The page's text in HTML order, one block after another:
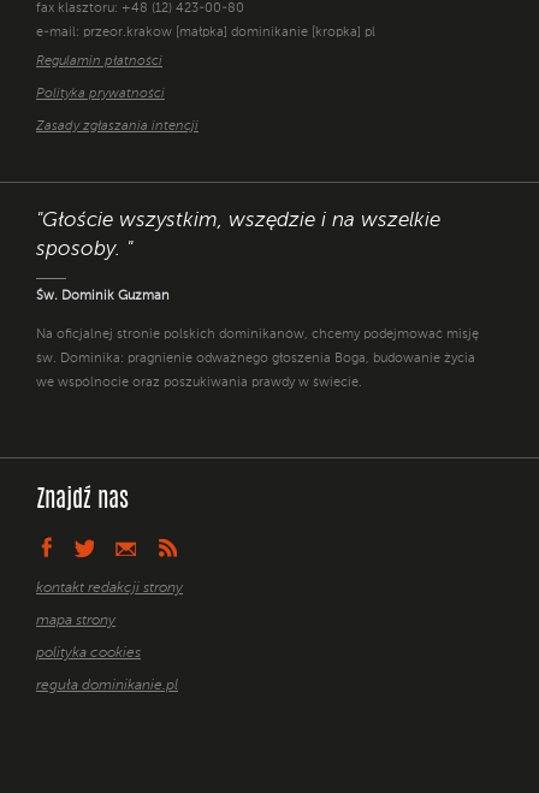
fax klasztoru: +48 (12) 423-00-80
e-mail: przeor.krakow [małpka] dominikanie [kropka] pl
Regulamin płatności
Polityka prywatności
Zasady zgłaszania intencji
"Głoście wszystkim, wszędzie i na wszelkie
sposoby. "
Św. Dominik Guzman
Na oficjalnej stronie polskich dominikanów, chcemy podejmować misję
św. Dominika: pragnienie odważnego głoszenia Boga, budowanie życia
we wspólnocie oraz poszukiwania prawdy w świecie.
Znajdź nas
kontakt redakcji strony
mapa strony
polityka cookies
reguła dominikanie.pl